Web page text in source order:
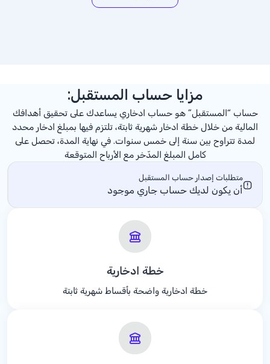
مزايا حساب المستقبل:
حساب “المستقبل” هو حساب ادخاري يساعدك على تحقيق أهدافك
المالية من خلال خطة ادخار شهرية ثابتة، تلتزم فيها بمبلغ ادخار محدد
لمدة تتراوح بين سنة إلى خمس سنوات. في نهاية المدة، تحصل على
كامل المبلغ المدّخر مع الأرباح المتوقعة
متطلبات إصدار حساب المستقبل
أن يكون لديك حساب جاري موجود
خطة ادخارية
خطة ادخارية واضحة بأقساط شهرية ثابتة